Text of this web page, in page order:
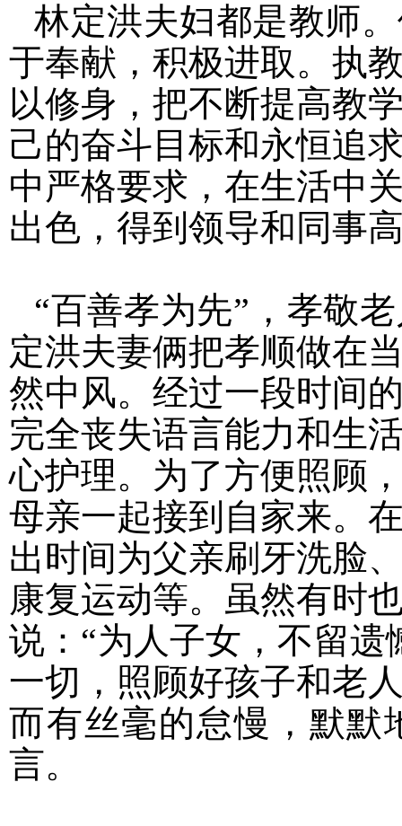
林定洪夫妇都是教师
于奉献，积极进取。执
以修身，把不断提高教
己的奋斗目标和永恒追
中严格要求，在生活中
出色，得到领导和同事
“百善孝为先”，孝敬
定洪夫妻俩把孝顺做在
然中风。经过一段时间
完全丧失语言能力和生
心护理。为了方便照顾
母亲一起接到自家来。
出时间为父亲刷牙洗脸
康复运动等。虽然有时
说：“为人子女，不留
一切，照顾好孩子和老
而有丝毫的怠慢，默默
言。